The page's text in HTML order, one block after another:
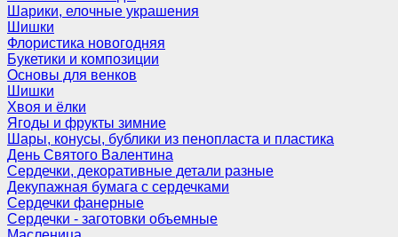
Шарики, елочные украшения
Шишки
Флористика новогодняя
Букетики и композиции
Основы для венков
Шишки
Хвоя и ёлки
Ягоды и фрукты зимние
Шары, конусы, бублики из пенопласта и пластика
День Святого Валентина
Сердечки, декоративные детали разные
Декупажная бумага с сердечками
Сердечки фанерные
Сердечки - заготовки объемные